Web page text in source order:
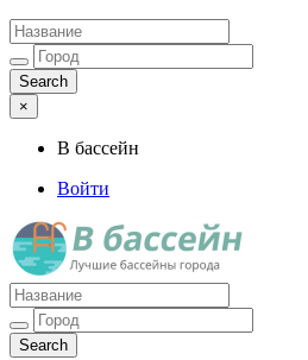
×
В бассейн
Войти
Лучшие бассейны города